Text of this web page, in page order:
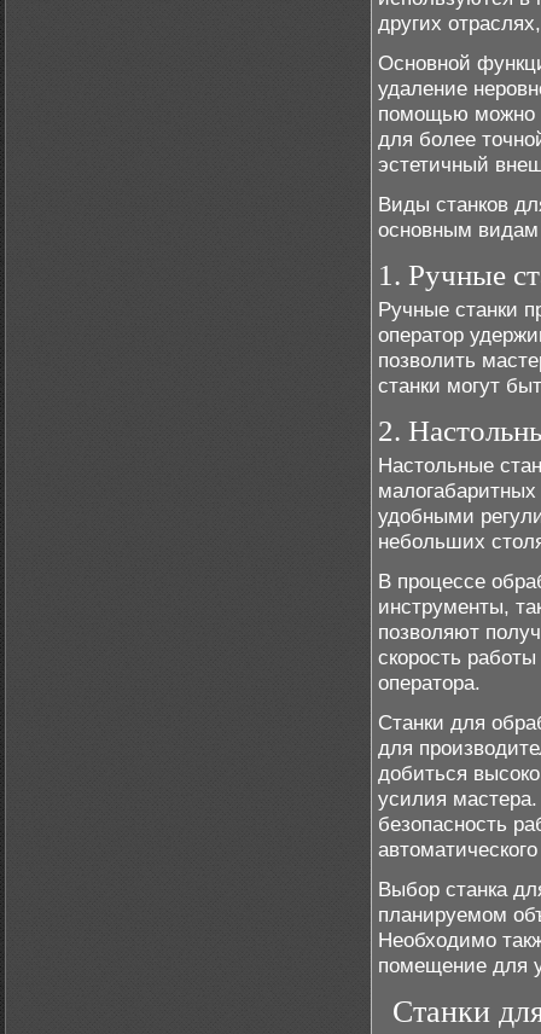
других
Основной
удаление
помощью можно
для более
эстетичный
Виды станков
основным видам
1. Ручные
Ручные станки
оператор
позволить
станки могут
2.
Настольные
удобными
небольших
В процессе
инструменты,
позволяют
скорость
оператора.
Станки для
для
добиться
усилия
безопасность
Выбор станка
планируемом
Необходимо
помещение для
Станки